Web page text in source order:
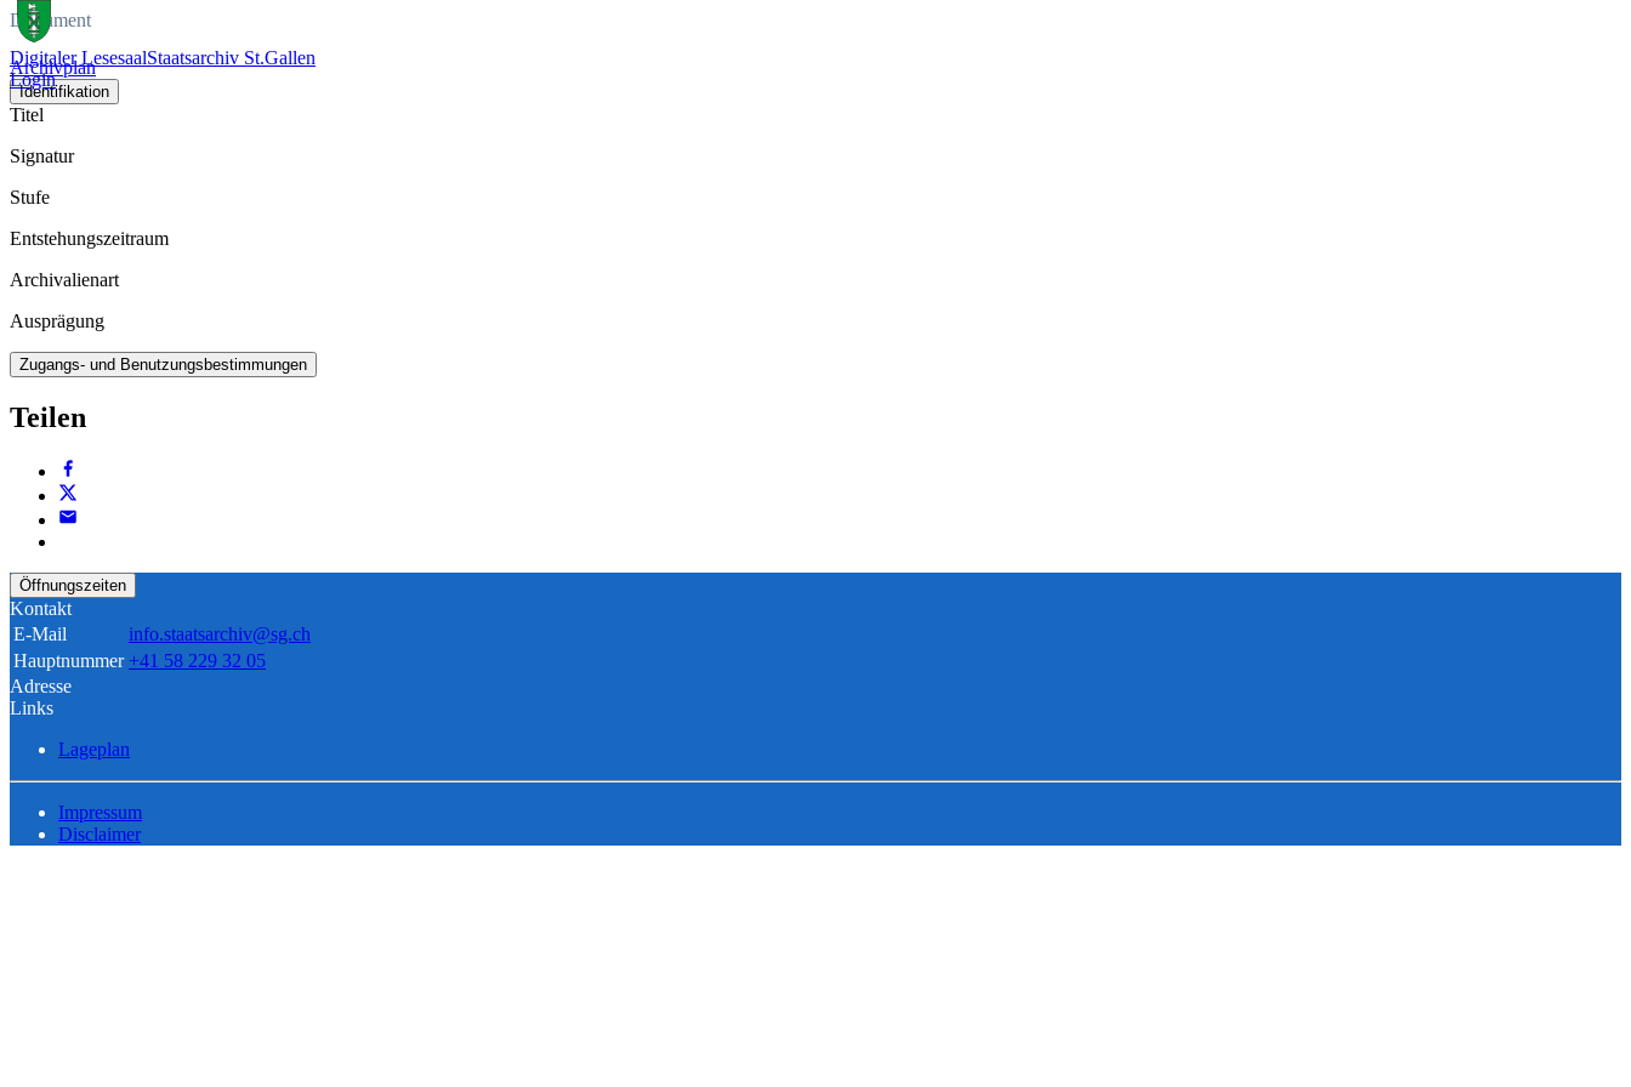
Digitaler LesesaalStaatsarchiv St.Gallen
Login
Dokument
Archivplan
Identifikation
Titel
Signatur
Stufe
Entstehungszeitraum
Archivalienart
Ausprägung
Zugangs- und Benutzungsbestimmungen
Teilen
Öffnungszeiten
Kontakt
E-Mail
info.staatsarchiv@sg.ch
Hauptnummer +41 58 229 32 05
Adresse
Links
Lageplan
Impressum
Disclaimer